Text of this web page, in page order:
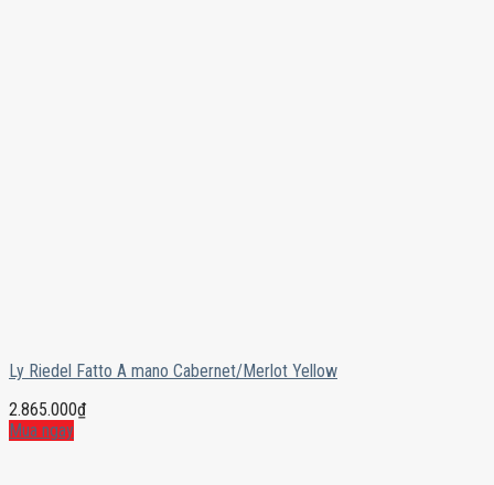
Ly Riedel Fatto A mano Cabernet/Merlot Yellow
2.865.000₫
Mua ngay